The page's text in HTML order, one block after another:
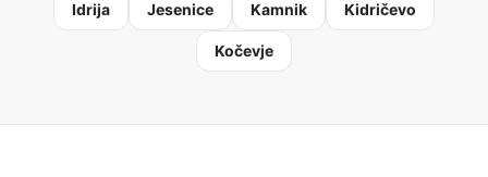
Idrija Jesenice Kamnik Kidričevo
Kočevje